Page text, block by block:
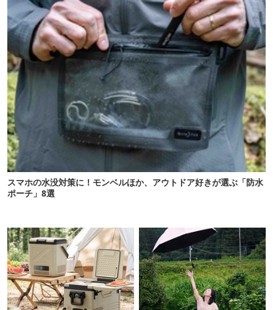
スマホの水没対策に！モンベルほか、アウトドア好きが選ぶ「防水
ポーチ」8選